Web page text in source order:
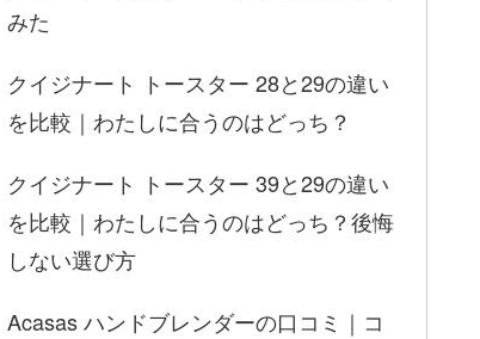
みた
クイジナート トースター 28と29の違い
を比較｜わたしに合うのはどっち？
クイジナート トースター 39と29の違い
を比較｜わたしに合うのはどっち？後悔
しない選び方
Acasas ハンドブレンダーの口コミ｜コ